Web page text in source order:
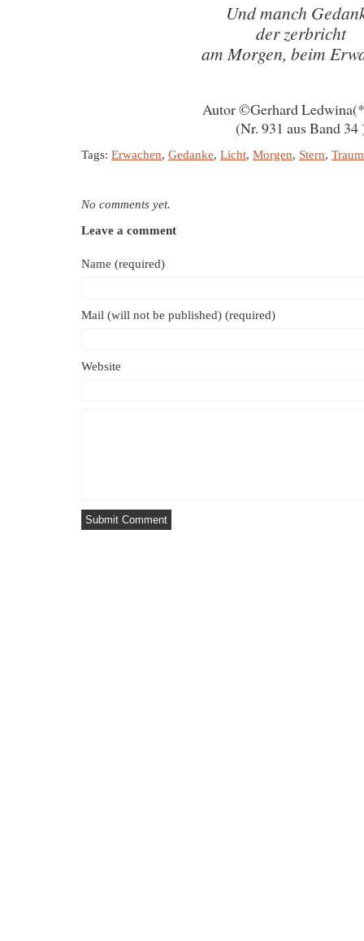
Und manch
der zerbricht
am Morgen, beim
Autor ©Gerhard
(Nr. 931 aus Band 34
Tags: Erwachen, Gedanke, Licht, Morgen, Stern, Traum
No comments yet.
Leave a comment
Name (required)
Mail (will not be published) (required)
Website